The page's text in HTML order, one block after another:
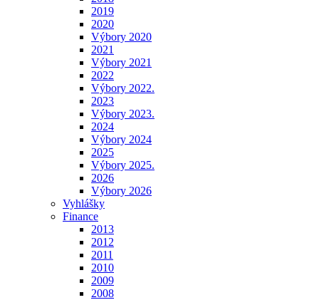
2019
2020
Výbory 2020
2021
Výbory 2021
2022
Výbory 2022.
2023
Výbory 2023.
2024
Výbory 2024
2025
Výbory 2025.
2026
Výbory 2026
Vyhlášky
Finance
2013
2012
2011
2010
2009
2008